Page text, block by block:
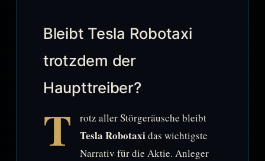
Bleibt Tesla Robotaxi
trotzdem der
Haupttreiber?
T rotz aller Störgeräusche bleibt
Tesla Robotaxidas wichtigste
Narrativ für die Aktie. Anleger